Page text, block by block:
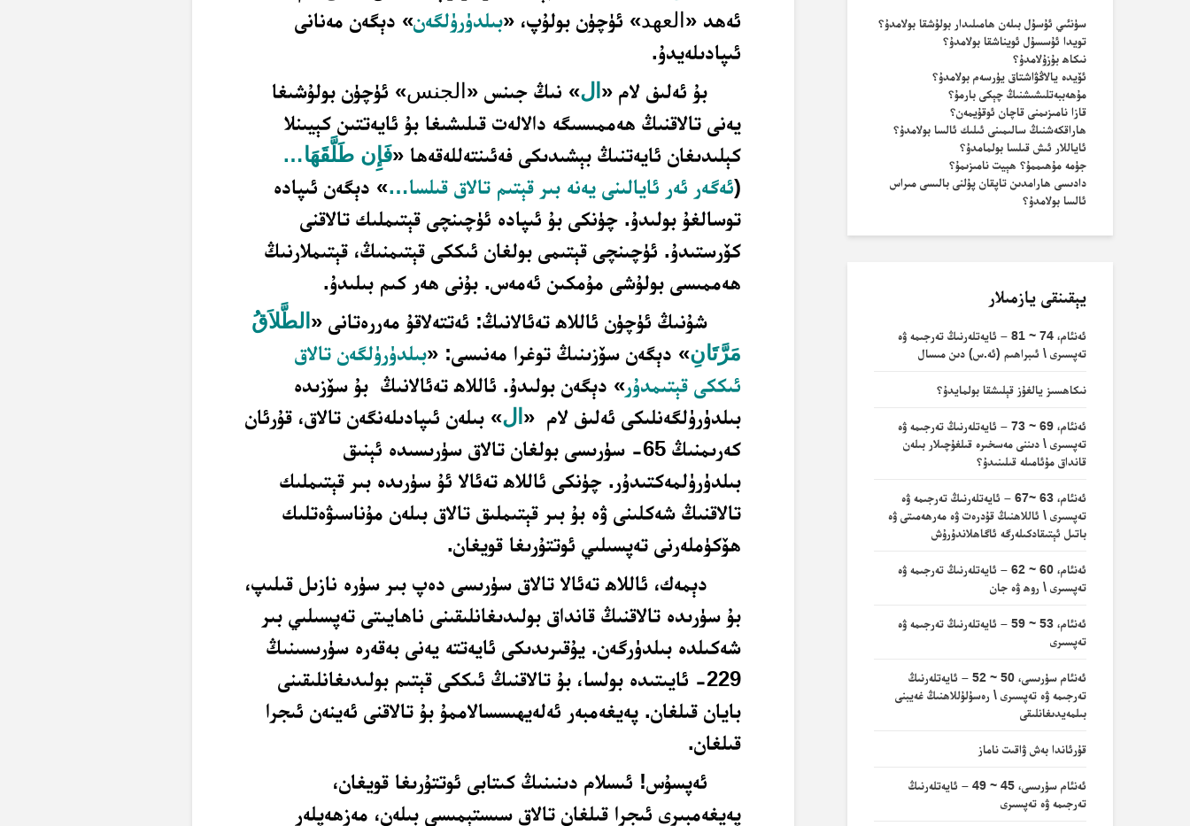
ئەھد « العهد» ئۈچۈن بولۇپ، «بىلدۈرۈلگەن» دېگەن مەنانى
ئىپادىلەيدۇ.
بۇ ئەلىف لام « ال» نىڭ جىنس « الجنس» ئۈچۈن بولۇشىغا
يەنى تالاقنىڭ ھەممىسىگە دالالەت قىلىشىغا بۇ ئايەتتىن كېيىنلا
كېلىدىغان ئايەتنىڭ بېشىدىكى فەئىنتەللەقەھا «فَإِن طَلَّقَهَا…
(ئەگەر ئەر ئايالىنى يەنە بىر قېتىم تالاق قىلسا…» دېگەن ئىپادە
توسالغۇ بولىدۇ. چۈنكى بۇ ئىپادە ئۈچىنچى قېتىملىك تالاقنى
كۆرستىدۇ. ئۈچىنچى قېتىمى بولغان ئىككى قېتىمنىڭ، قېتىملارنىڭ
ھەممىسى بولۇشى مۇمكىن ئەمەس. بۇنى ھەر كىم بىلىدۇ.
شۇنىڭ ئۈچۈن ئاللاھ تەئالانىڭ: ئەتتەلاقۇ مەررەتانى « الطَّلاَقُ
مَرَّتَانِ» دېگەن سۆزىنىڭ توغرا مەنىسى: «بىلدۈرۈلگەن تالاق
ئىككى قېتىمدۇر» دېگەن بولىدۇ. ئاللاھ تەئالانىڭ بۇ سۆزىدە
بىلدۈرۈلگەنلىكى ئەلىف لام « ال» بىلەن ئىپادىلەنگەن تالاق، قۇرئان
كەرىمنىڭ 65- سۈرىسى بولغان تالاق سۈرىسىدە ئېنىق
بىلدۈرۈلمەكتىدۇر. چۈنكى ئاللاھ تەئالا ئۇ سۈرىدە بىر قېتىملىك
تالاقنىڭ شەكلىنى ۋە بۇ بىر قېتىملىق تالاق بىلەن مۇناسىۋەتلىك
ھۆكۈملەرنى تەپسىلىي ئوتتۇرىغا قويغان.
دېمەك، ئاللاھ تەئالا تالاق سۈرىسى دەپ بىر سۈرە نازىل قىلىپ،
بۇ سۈرىدە تالاقنىڭ قانداق بولىدىغانلىقىنى ناھايىتى تەپسىلىي بىر
شەكىلدە بىلدۈرگەن. يۇقىرىدىكى ئايەتتە يەنى بەقەرە سۈرىسىنىڭ
229- ئايىتىدە بولسا، بۇ تالاقنىڭ ئىككى قېتىم بولىدىغانلىقىنى
بايان قىلغان. پەيغەمبەر ئەلەيھىسسالاممۇ بۇ تالاقنى ئەينەن ئىجرا
قىلغان.
ئەپسۇس! ئىسلام دىنىنىڭ كىتابى ئوتتۇرىغا قويغان،
پەيغەمبىرى ئىجرا قىلغان تالاق سىستېمىسى بىلەن، مەزھەپلەر
سۈنئىي ئۇسۇل بىلەن ھامىلىدار بولۇشقا بولامدۇ؟
تويدا ئۇسسۇل ئويناشقا بولامدۇ؟
نىكاھ بۇزۇلامدۇ؟
ئۆيدە يالاڭۋاشتاق يۈرسەم بولامدۇ؟
مۇھەببەتلىشىشنىڭ چېكى بارمۇ؟
قازا نامىزىمنى قاچان ئوقۇيمەن؟
ھاراقكەشنىڭ سالىمىنى ئىلىك ئالسا بولامدۇ؟
ئاياللار ئىش قىلسا بولمامدۇ؟
جۈمە مۇھىممۇ؟ ھېيت نامىزىمۇ؟
دادىسى ھارامدىن تاپقان پۇلنى بالىسى مىراس
ئالسا بولامدۇ؟
يېقىنقى يازمىلار
ئەنئام، 74 ~ 81 – ئايەتلەرنىڭ تەرجىمە ۋە
تەپسىرى \ ئىبراھىم (ئە.س) دىن مىسال
نىكاھسىز يالغۇز قېلىشقا بولمايدۇ؟
ئەنئام، 69 ~ 73 – ئايەتلەرنىڭ تەرجىمە ۋە
تەپسىرى \ دىننى مەسخىرە قىلغۇچىلار بىلەن
قانداق مۇئامىلە قىلىنىدۇ؟
ئەنئام، 63 ~67 – ئايەتلەرنىڭ تەرجىمە ۋە
تەپسىرى \ ئاللاھنىڭ قۇدرەت ۋە مەرھەمىتى ۋە
باتىل ئېتىقادكىلەرگە ئاگاھلاندۇرۇش
ئەنئام، 60 ~ 62 – ئايەتلەرنىڭ تەرجىمە ۋە
تەپسىرى \ روھ ۋە جان
ئەنئام، 53 ~ 59 – ئايەتلەرنىڭ تەرجىمە ۋە
تەپسىرى
ئەنئام سۈرىسى، 50 ~ 52 – ئايەتلەرنىڭ
تەرجىمە ۋە تەپسىرى \ رەسۇلۇللاھنىڭ غەيبنى
بىلمەيدىغانلىقى
قۇرئاندا بەش ۋاقىت ناماز
ئەنئام سۈرىسى، 45 ~ 49 – ئايەتلەرنىڭ
تەرجىمە ۋە تەپسىرى